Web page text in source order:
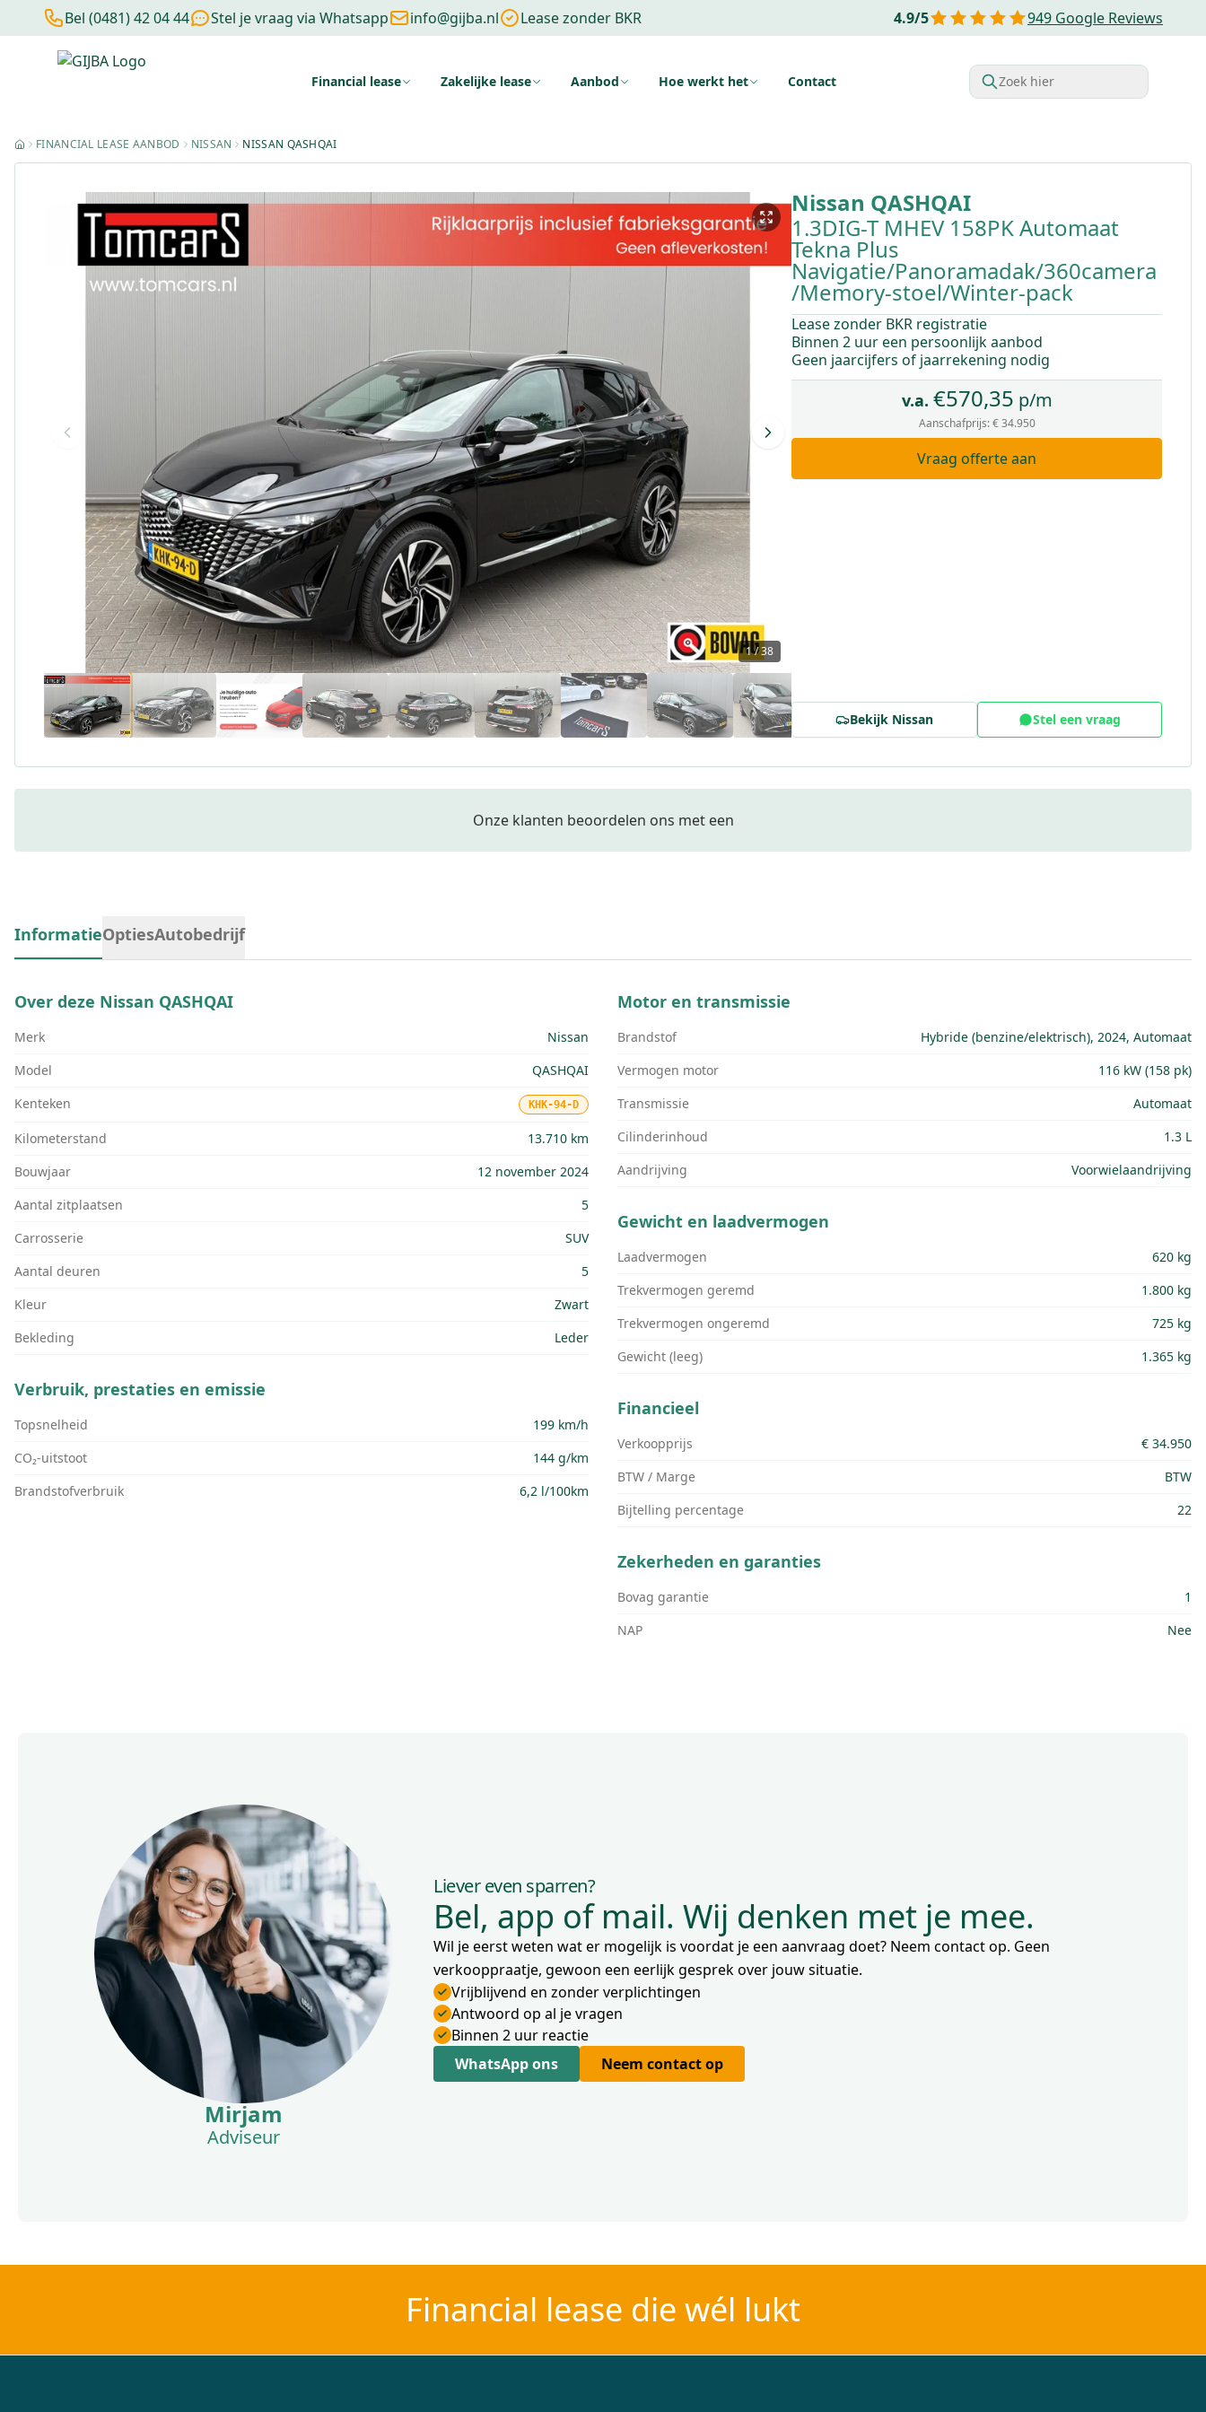
Bel (0481) 42 04 44 Stel je vraag via Whatsapp info@gijba.nl Lease zonder BKR 4.9/5 949 Google Reviews
Financial lease Zakelijke lease Aanbod Hoe werkt het Contact Zoek hier
Financial lease berekenenNegatieve BKRZonder BKR toetsing
FINANCIAL LEASE AANBOD NISSAN NISSAN QASHQAI
1/38
Nissan QASHQAI
1.3DIG-T MHEV 158PK Automaat
Tekna Plus
Navigatie/Panoramadak/360camera
/Memory-stoel/Winter-pack
Lease zonder BKR registratie
Binnen 2 uur een persoonlijk aanbod
Geen jaarcijfers of jaarrekening nodig
v.a. €570,35 p/m
Aanschafprijs:€ 34.950
Vraag offerte aan
Bekijk Nissan Stel een vraag
Onze klanten beoordelen ons met een
InformatieOptiesAutobedrijf
Over deze Nissan QASHQAI
Merk
Nissan
Model
QASHQAI
Kenteken
KHK-94-D
Kilometerstand
13.710 km
Bouwjaar
12 november 2024
Aantal zitplaatsen
5
Carrosserie
SUV
Aantal deuren
5
Kleur
Zwart
Bekleding
Leder
Verbruik, prestaties en emissie
Topsnelheid
199 km/h
CO₂-uitstoot
144 g/km
Brandstofverbruik
6,2 l/100km
Motor en transmissie
Brandstof
Hybride (benzine/elektrisch), 2024, Automaat
Vermogen motor
116 kW (158 pk)
Transmissie
Automaat
Cilinderinhoud
1.3 L
Aandrijving
Voorwielaandrijving
Gewicht en laadvermogen
Laadvermogen
620 kg
Trekvermogen geremd
1.800 kg
Trekvermogen ongeremd
725 kg
Gewicht (leeg)
1.365 kg
Financieel
Verkoopprijs
€ 34.950
BTW / Marge
BTW
Bijtelling percentage
22
Zekerheden en garanties
Bovag garantie
1
NAP
Nee
Mirjam
Adviseur
Liever even sparren?
Bel, app of mail. Wij denken met je mee.
Wil je eerst weten wat er mogelijk is voordat je een aanvraag doet? Neem contact op. Geen
verkooppraatje, gewoon een eerlijk gesprek over jouw situatie.
Vrijblijvend en zonder verplichtingen
Antwoord op al je vragen
Binnen 2 uur reactie
WhatsApp ons
Neem contact op
Financial lease die wél lukt